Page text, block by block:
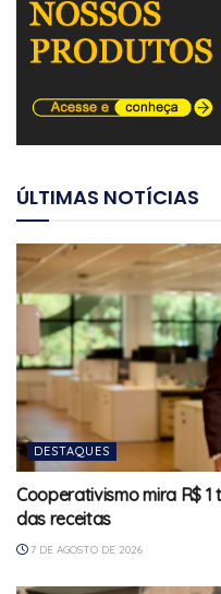
ÚLTIMAS NOTÍCIAS
DESTAQUES
Cooperativismo mira R$
das receitas
7 DE AGOSTO DE 2026